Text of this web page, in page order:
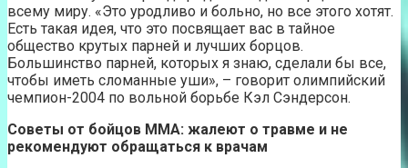
всему миру. «Это уродливо и больно, но все этого хотят.
Есть такая идея, что это посвящает вас в тайное
общество крутых парней и лучших борцов.
Большинство парней, которых я знаю, сделали бы все,
чтобы иметь сломанные уши», – говорит олимпийский
чемпион-2004 по вольной борьбе Кэл Сэндерсон.
Советы от бойцов MMA: жалеют о травме и не
рекомендуют обращаться к врачам